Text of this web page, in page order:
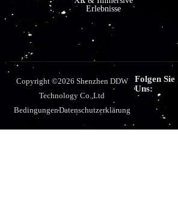
Erlebnisse
Copyright ©2026 Shenzhen DDW
Technology Co.,Ltd
BedingungenDatenschutzerklärung
Folgen Sie
Uns: